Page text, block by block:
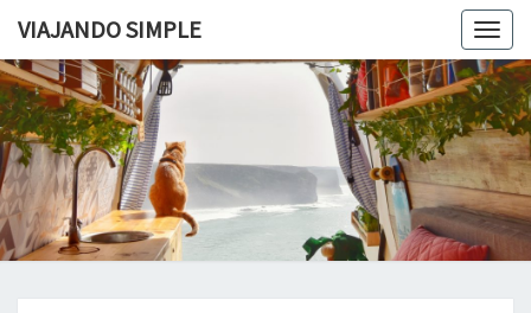
VIAJANDO SIMPLE
SIMPLE
Viviendo
En Un
Camión
Por
Europa